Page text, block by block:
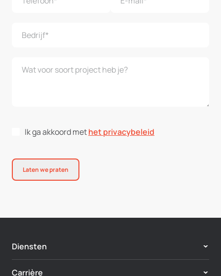
Ik ga akkoord methet privacybeleid
Laten we praten
Diensten
Carrière